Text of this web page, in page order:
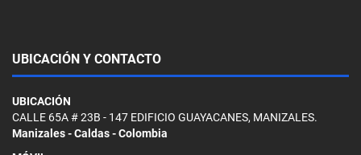
UBICACIÓN Y CONTACTO
UBICACIÓN
CALLE 65A # 23B - 147 EDIFICIO GUAYACANES, MANIZALES.
Manizales - Caldas - Colombia